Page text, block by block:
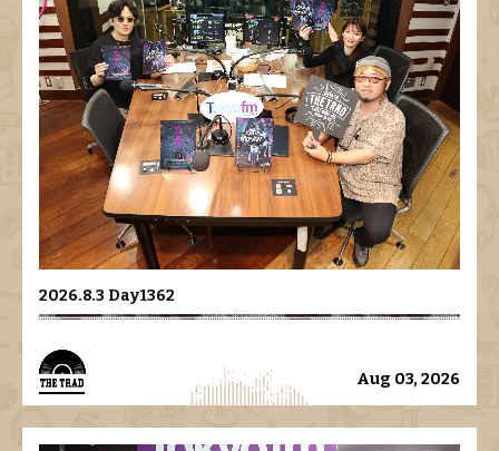
2026.8.3 Day1362
Aug 03, 2026